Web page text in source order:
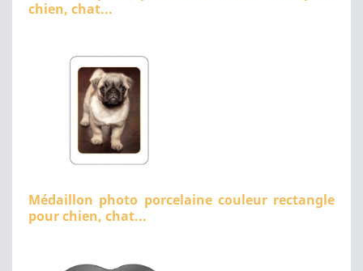
chien, chat...
Médaillon photo porcelaine couleur rectangle
pour chien, chat...